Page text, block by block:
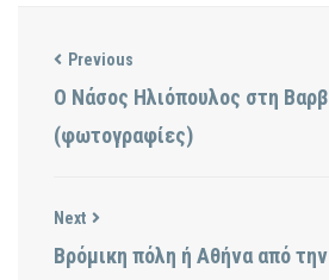
Previous
Ο Νάσος Ηλιόπουλος στη
(φωτογραφίες)
Next
Βρόμικη πόλη ή Αθήνα από